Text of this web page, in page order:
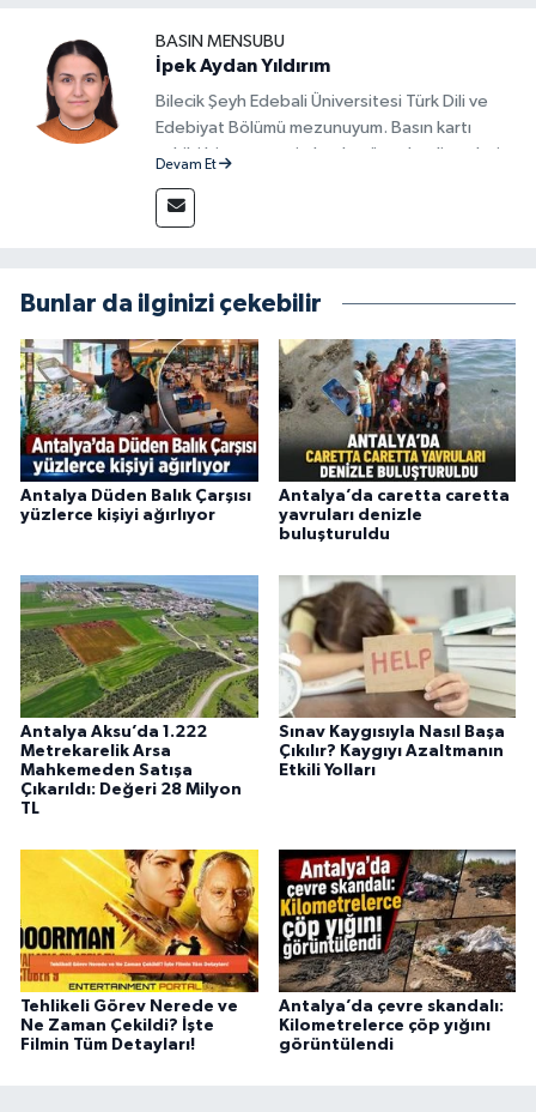
BASIN MENSUBU
İpek Aydan Yıldırım
Bilecik Şeyh Edebali Üniversitesi Türk Dili ve
Edebiyat Bölümü mezunuyum. Basın kartı
sahibi bir gazeteci olarak, güncel gelişmeleri
güvenilir ve tarafsız bilgilerle buluşturmayı
amaçlıyorum. Habercilik anlayışımda etik
alanlarda ürettiğim içeriklerle kamuoyuna
fayda sağla
Devam Et
Bunlar da ilginizi çekebilir
Antalya Düden Balık Çarşısı
yüzlerce kişiyi ağırlıyor
Antalya’da caretta caretta
yavruları denizle
buluşturuldu
Antalya Aksu’da 1.222
Metrekarelik Arsa
Mahkemeden Satışa
Çıkarıldı: Değeri 28 Milyon
TL
Sınav Kaygısıyla Nasıl Başa
Çıkılır? Kaygıyı Azaltmanın
Etkili Yolları
Tehlikeli Görev Nerede ve
Ne Zaman Çekildi? İşte
Filmin Tüm Detayları!
Antalya’da çevre skandalı:
Kilometrelerce çöp yığını
görüntülendi